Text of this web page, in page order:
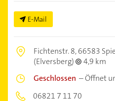
E-Mail
Fichtenstr. 8,66583
(Elversberg)
4,9 km
Geschlossen –Öffnet
06821 7 11 70